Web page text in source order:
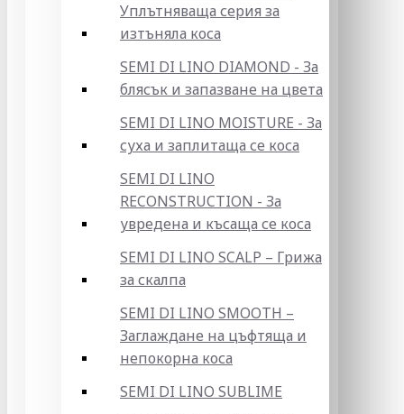
Уплътняваща серия за
изтъняла коса
SEMI DI LINO DIAMOND - За
блясък и запазване на цвета
SEMI DI LINO MOISTURE - За
суха и заплитаща се коса
SEMI DI LINO
RECONSTRUCTION - За
увредена и късаща се коса
SEMI DI LINO SCALP – Грижа
за скалпа
SEMI DI LINO SMOOTH –
Заглаждане на цъфтяща и
непокорна коса
SEMI DI LINO SUBLIME